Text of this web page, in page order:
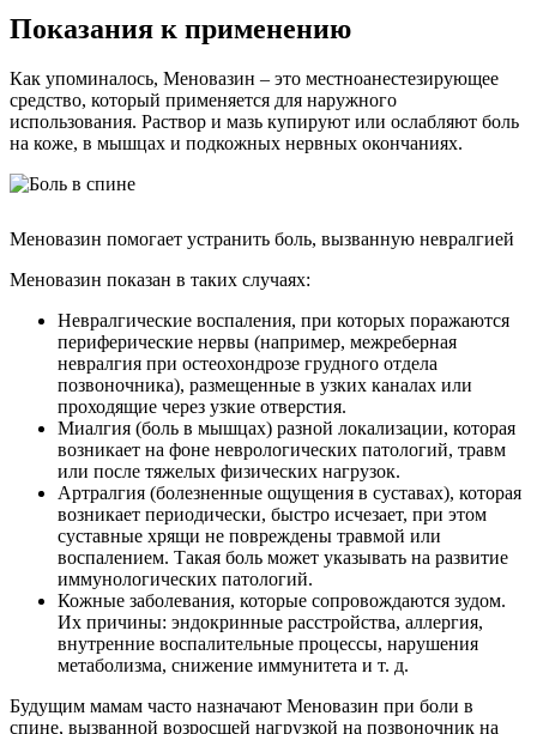
Показания к применению
Как упоминалось, Меновазин – это местноанестезирующее
средство, который применяется для наружного
использования. Раствор и мазь купируют или ослабляют боль
на коже, в мышцах и подкожных нервных окончаниях.
Меновазин помогает устранить боль, вызванную невралгией
Меновазин показан в таких случаях:
Невралгические воспаления, при которых поражаются
периферические нервы (например, межреберная
невралгия при остеохондрозе грудного отдела
позвоночника), размещенные в узких каналах или
проходящие через узкие отверстия.
Миалгия (боль в мышцах) разной локализации, которая
возникает на фоне неврологических патологий, травм
или после тяжелых физических нагрузок.
Артралгия (болезненные ощущения в суставах), которая
возникает периодически, быстро исчезает, при этом
суставные хрящи не повреждены травмой или
воспалением. Такая боль может указывать на развитие
иммунологических патологий.
Кожные заболевания, которые сопровождаются зудом.
Их причины: эндокринные расстройства, аллергия,
внутренние воспалительные процессы, нарушения
метаболизма, снижение иммунитета и т. д.
Будущим мамам часто назначают Меновазин при боли в
спине, вызванной возросшей нагрузкой на позвоночник на